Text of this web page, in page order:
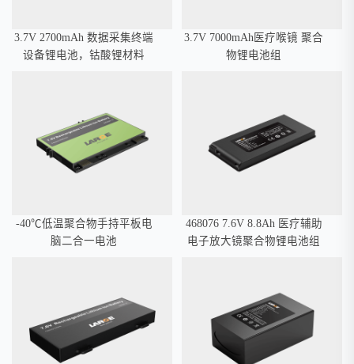
3.7V 2700mAh 数据采集终端
设备锂电池，钴酸锂材料
3.7V 7000mAh医疗喉镜 聚合
物锂电池组
-40℃低温聚合物手持平板电
脑二合一电池
468076 7.6V 8.8Ah 医疗辅助
电子放大镜聚合物锂电池组